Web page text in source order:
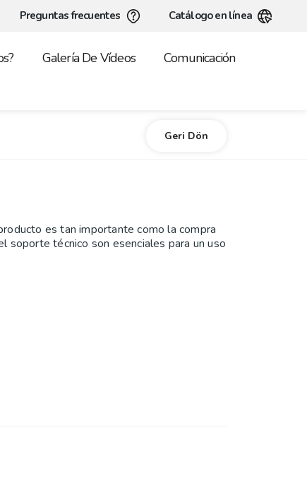
Preguntas frecuentes Catálogo en línea
Galería De Vídeos Comunicación
Geri Dön
es tan importante como la compra
soporte técnico son esenciales para un uso